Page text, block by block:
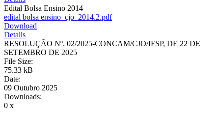
Edital Bolsa Ensino 2014
edital bolsa ensino_cjo_2014.2.pdf
Download
Details
RESOLUÇÃO Nº. 02/2025-CONCAM/CJO/IFSP, DE 22 DE
SETEMBRO DE 2025
File Size:
75.33 kB
Date:
09 Outubro 2025
Downloads:
0 x